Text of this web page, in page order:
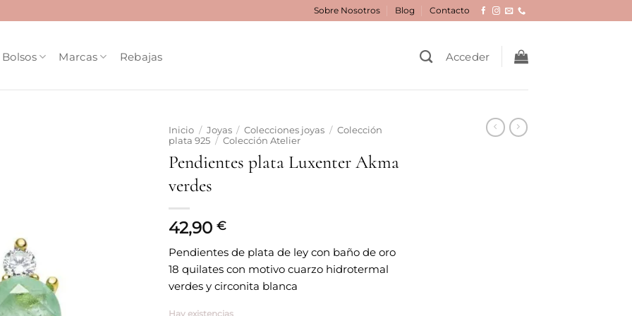
Sobre Nosotros Blog Contacto
Bolsos Marcas Rebajas Acceder
Inicio / Joyas / Colecciones joyas / Colección
plata 925 / Colección Atelier
Pendientes plata Luxenter Akma
verdes
42,90 €
Pendientes de plata de ley con baño de oro
18 quilates con motivo cuarzo hidrotermal
verdes y circonita blanca
Hay existencias